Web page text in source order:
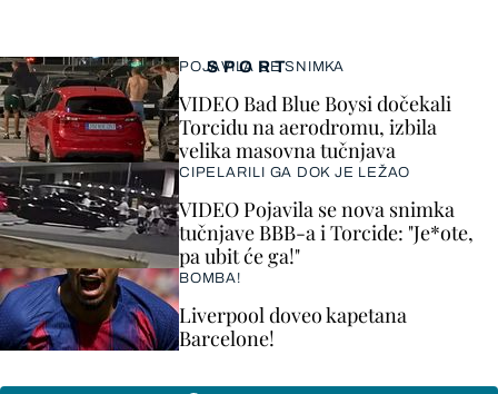
SPORT
POJAVILA SE SNIMKA
VIDEO Bad Blue Boysi dočekali
Torcidu na aerodromu, izbila
velika masovna tučnjava
CIPELARILI GA DOK JE LEŽAO
VIDEO Pojavila se nova snimka
tučnjave BBB-a i Torcide: "Je*ote,
pa ubit će ga!"
BOMBA!
Liverpool doveo kapetana
Barcelone!